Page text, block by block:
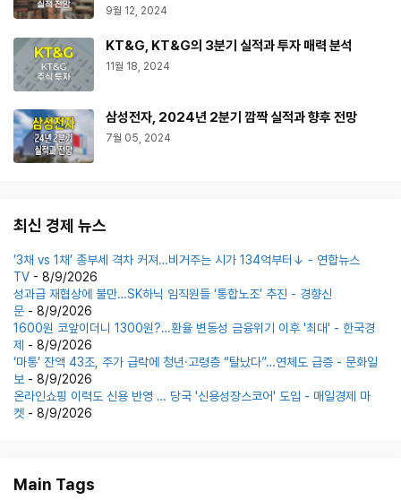
9월 12, 2024
KT&G, KT&G의 3분기 실적과 투자 매력 분석
11월 18, 2024
삼성전자, 2024년 2분기 깜짝 실적과 향후 전망
7월 05, 2024
최신 경제 뉴스
’3채 vs 1채’ 종부세 격차 커져…비거주는 시가 134억부터↓ - 연합뉴스
TV - 8/9/2026
성과급 재협상에 불만…SK하닉 임직원들 ‘통합노조’ 추진 - 경향신
문 - 8/9/2026
1600원 코앞이더니 1300원?…환율 변동성 금융위기 이후 '최대' - 한국경
제 - 8/9/2026
‘마통’ 잔액 43조, 주가 급락에 청년·고령층 “탈났다”…연체도 급증 - 문화일
보 - 8/9/2026
온라인쇼핑 이력도 신용 반영 … 당국 '신용성장스코어' 도입 - 매일경제 마
켓 - 8/9/2026
Main Tags